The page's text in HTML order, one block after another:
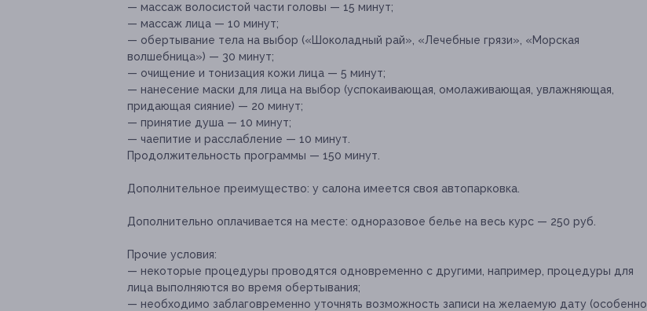
— массаж волосистой части головы — 15 минут;
— массаж лица — 10 минут;
— обертывание тела на выбор («Шоколадный рай», «Лечебные грязи», «Морская
волшебница») — 30 минут;
— очищение и тонизация кожи лица — 5 минут;
— нанесение маски для лица на выбор (успокаивающая, омолаживающая, увлажняющая,
придающая сияние) — 20 минут;
— принятие душа — 10 минут;
— чаепитие и расслабление — 10 минут.
Продолжительность программы — 150 минут.
Дополнительное преимущество: у салона имеется своя автопарковка.
Дополнительно оплачивается на месте: одноразовое белье на весь курс — 250 руб.
Прочие условия:
— некоторые процедуры проводятся одновременно с другими, например, процедуры для
лица выполняются во время обертывания;
— необходимо заблаговременно уточнять возможность записи на желаемую дату (особенно